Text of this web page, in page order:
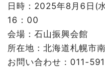
日時：2025年8月6日(
16：00
会場：石山振興会館
所在地：北海道札幌市
お問い合わせ：011-